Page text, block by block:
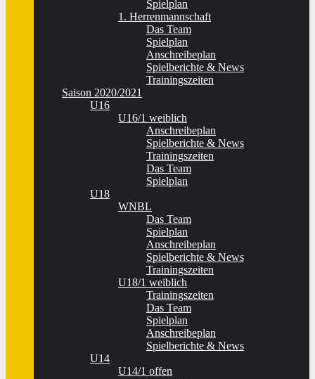
Spielplan
1. Herrenmannschaft
Das Team
Spielplan
Anschreibeplan
Spielberichte & News
Trainingszeiten
Saison 2020/2021
U16
U16/1 weiblich
Anschreibeplan
Spielberichte & News
Trainingszeiten
Das Team
Spielplan
U18
WNBL
Das Team
Spielplan
Anschreibeplan
Spielberichte & News
Trainingszeiten
U18/1 weiblich
Trainingszeiten
Das Team
Spielplan
Anschreibeplan
Spielberichte & News
U14
U14/1 offen